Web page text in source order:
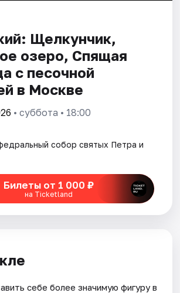
Щелкунчик,
озеро, Спящая
с песочной
в Москве
• суббота • 18:00
собор святых Петра и
Билеты от 1 000 ₽
на Ticketland
себе более значимую фигуру в